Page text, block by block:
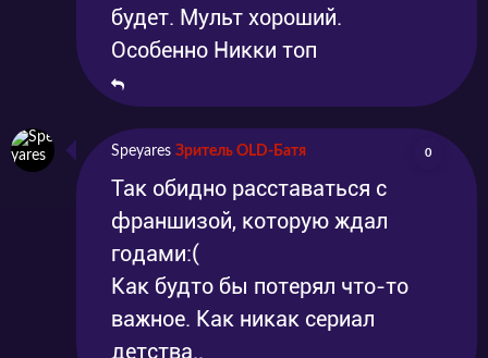
будет. Мульт хороший.
Особенно Никки топ
Speyares Зритель OLD-Батя 0
Так обидно расставаться с
франшизой, которую ждал
годами:(
Как будто бы потерял что-то
важное. Как никак сериал
детства..